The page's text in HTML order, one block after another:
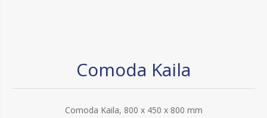
Comoda Kaila
Comoda Kaila, 800 x 450 x 800 mm